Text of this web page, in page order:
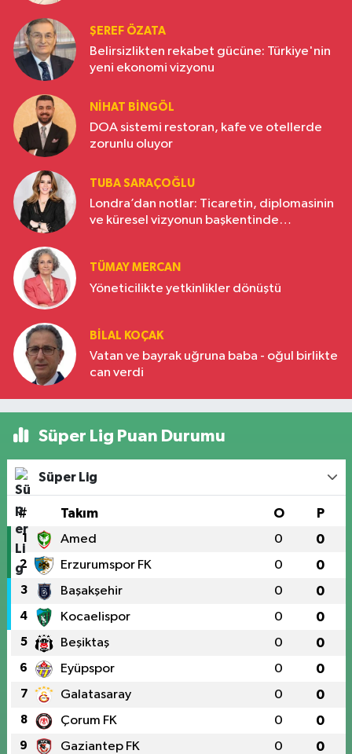
ŞEREF ÖZATA
Belirsizlikten rekabet gücüne: Türkiye'nin
yeni ekonomi vizyonu
NIHAT BINGÖL
DOA sistemi restoran, kafe ve otellerde
zorunlu oluyor
TUBA SARAÇOĞLU
Londra’dan notlar: Ticaretin, diplomasinin
ve küresel vizyonun başkentinde
TÜMAY MERCAN
Yöneticilikte yetkinlikler dönüştü
BILAL KOÇAK
Vatan ve bayrak uğruna baba - oğul birlikte
can verdi
Süper Lig Puan Durumu
Süper Lig
# Takım O P
1 Amed 0 0
2 Erzurumspor FK 0 0
3 Başakşehir 0 0
4 Kocaelispor 0 0
5 Beşiktaş 0 0
6 Eyüpspor 0 0
7 Galatasaray 0 0
8 Çorum FK 0 0
9 Gaziantep FK 0 0